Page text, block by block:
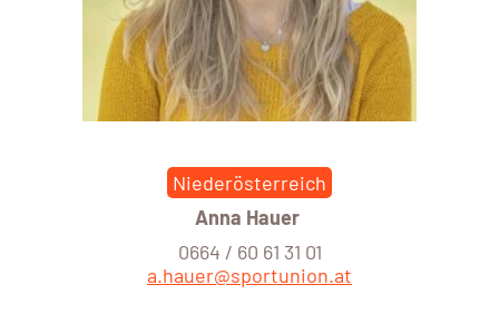
Niederösterreich
Anna Hauer
0664 / 60 61 31 01
a.hauer@sportunion.at